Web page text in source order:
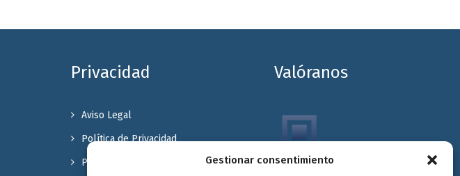
Gestionar consentimiento
Privacidad
Aviso Legal
Política de Privacidad
Política de cookies
Valóranos
Envitec Murcia: